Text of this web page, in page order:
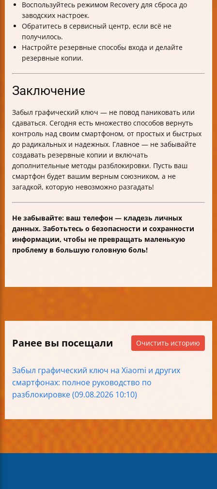
Воспользуйтесь режимом Recovery для сброса до
заводских настроек.
Обратитесь в сервисный центр, если всё не
получилось.
Настройте резервные способы входа и делайте
резервные копии.
Заключение
Забыл графический ключ — не повод паниковать или
сдаваться. Сегодня есть множество способов вернуть
контроль над своим смартфоном, от простых и быстрых
до радикальных и надежных. Главное — не забывайте
создавать резервные копии и включать
дополнительные методы разблокировки. Пусть ваш
смартфон будет вашим верным союзником, а не
загадкой, которую невозможно разгадать!
Не забывайте: ваш телефон — кладезь личных
данных. Заботьтесь о безопасности и сохранности
информации, чтобы не превращать маленькую
проблему в большую головную боль!
Ранее вы посещали Очистить историю
Забыл графический ключ на Xiaomi и других
смартфонах: полное руководство по
разблокировке (09.08.2026 10:10)